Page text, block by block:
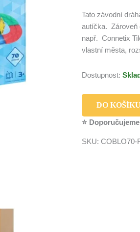
Tato závodní
autíčka. Zároveň
např. Connetix
vlastní města,
Dostupnost:
DO KOŠÍKU
⭐
SKU: COBLO70-